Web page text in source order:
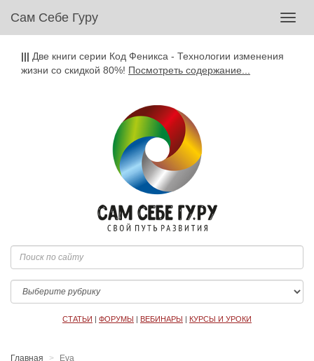
Сам Себе Гуру
||| Две книги серии Код Феникса - Технологии изменения
жизни со скидкой 80%! Посмотреть содержание...
СТАТЬИ | ФОРУМЫ | ВЕБИНАРЫ | КУРСЫ И УРОКИ
Главная Eva